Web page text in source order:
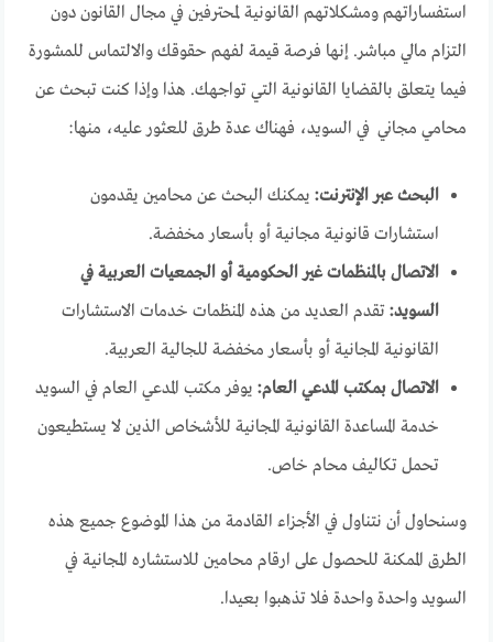
استفساراتهم ومشكلاتهم القانونية لمحترفين في مجال القانون دون
التزام مالي مباشر. إنها فرصة قيمة لفهم حقوقك والالتماس للمشورة
فيما يتعلق بالقضايا القانونية التي تواجهك. هذا وإذا كنت تبحث عن
محامي مجاني في السويد، فهناك عدة طرق للعثور عليه، منها:
البحث عبر الإنترنت: يمكنك البحث عن محامين يقدمون
استشارات قانونية مجانية أو بأسعار مخفضة.
الاتصال بالمنظمات غير الحكومية أو الجمعيات العربية في
السويد: تقدم العديد من هذه المنظمات خدمات الاستشارات
القانونية المجانية أو بأسعار مخفضة للجالية العربية.
الاتصال بمكتب المدعي العام: يوفر مكتب المدعي العام في السويد
خدمة المساعدة القانونية المجانية للأشخاص الذين لا يستطيعون
تحمل تكاليف محام خاص.
وسنحاول أن نتناول في الأجزاء القادمة من هذا الموضوع جميع هذه
الطرق الممكنة للحصول على ارقام محامين للاستشاره المجانية في
السويد واحدة واحدة فلا تذهبوا بعيدا.